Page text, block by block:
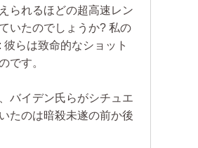
られるほどの超高速レン
いたのでしょうか? 私の
らは致命的なショット
です。
バイデン氏らがシチュエ
たのは暗殺未遂の前か後